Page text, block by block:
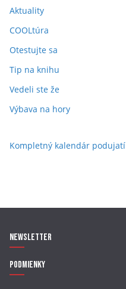
Aktuality
COOLtúra
Otestujte sa
Tip na knihu
Vedeli ste že
Výbava na hory
Kompletný kalendár podujatí
Newsletter
Podmienky